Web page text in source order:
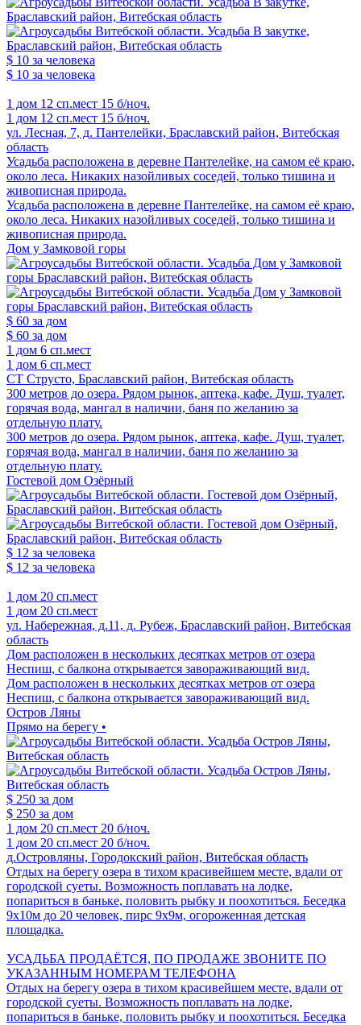
$ 10 за человека
$ 10 за человека
1 дом 12 сп.мест 15 б/ноч.
1 дом 12 сп.мест 15 б/ноч.
ул. Лесная, 7, д. Пантелейки, Браславский район, Витебская
область
Усадьба расположена в деревне Пантелейке, на самом её краю,
около леса. Никаких назойливых соседей, только тишина и
живописная природа.
Усадьба расположена в деревне Пантелейке, на самом её краю,
около леса. Никаких назойливых соседей, только тишина и
живописная природа.
Дом у Замковой горы
$ 60 за дом
$ 60 за дом
1 дом 6 сп.мест
1 дом 6 сп.мест
СТ Струсто, Браславский район, Витебская область
300 метров до озера. Рядом рынок, аптека, кафе. Душ, туалет,
горячая вода, мангал в наличии, баня по желанию за
отдельную плату.
300 метров до озера. Рядом рынок, аптека, кафе. Душ, туалет,
горячая вода, мангал в наличии, баня по желанию за
отдельную плату.
Гостевой дом Озёрный
$ 12 за человека
$ 12 за человека
1 дом 20 сп.мест
1 дом 20 сп.мест
ул. Набережная, д.11, д. Рубеж, Браславский район, Витебская
область
Дом расположен в нескольких десятках метров от озера
Неспиш, с балкона открывается завораживающий вид.
Дом расположен в нескольких десятках метров от озера
Неспиш, с балкона открывается завораживающий вид.
Остров Ляны
Прямо на берегу •
$ 250 за дом
$ 250 за дом
1 дом 20 сп.мест 20 б/ноч.
1 дом 20 сп.мест 20 б/ноч.
д.Островляны, Городокский район, Витебская область
Отдых на берегу озера в тихом красивейшем месте, вдали от
городской суеты. Возможность поплавать на лодке,
попариться в баньке, половить рыбку и поохотиться. Беседка
9х10м до 20 человек, пирс 9х9м, огороженная детская
площадка.
УСАДЬБА ПРОДАЁТСЯ, ПО ПРОДАЖЕ ЗВОНИТЕ ПО
УКАЗАННЫМ НОМЕРАМ ТЕЛЕФОНА
Отдых на берегу озера в тихом красивейшем месте, вдали от
городской суеты. Возможность поплавать на лодке,
попариться в баньке, половить рыбку и поохотиться. Беседка